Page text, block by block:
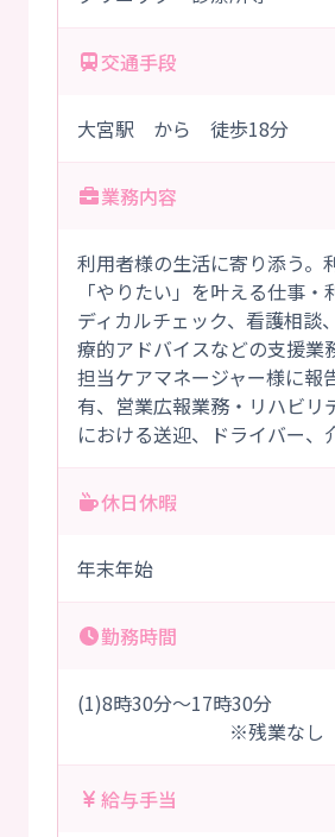
交通手段
大宮駅 から 徒歩18分
業務内容
利用者様の生活に寄り添う。
「やりたい」を叶える仕事・
ディカルチェック、看護相談
療的アドバイスなどの支援業
担当ケアマネージャー様に報
有、営業広報業務・リハビリ
における送迎、ドライバー、
休日休暇
年末年始
勤務時間
(1)8時30分～17時30分
※残業なし
給与手当